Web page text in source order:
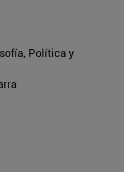
Política y